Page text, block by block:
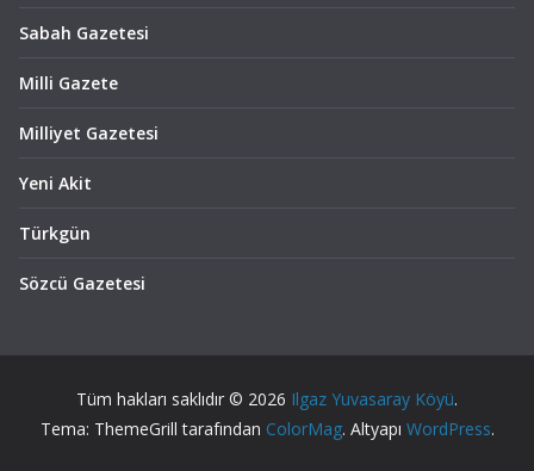
Sabah Gazetesi
Milli Gazete
Milliyet Gazetesi
Yeni Akit
Türkgün
Sözcü Gazetesi
Tüm hakları saklıdır © 2026 Ilgaz Yuvasaray Köyü.
Tema: ThemeGrill tarafından ColorMag. Altyapı WordPress.